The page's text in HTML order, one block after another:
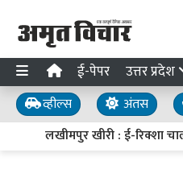
ई-पेपर उत्तर प्रदेश
व्हील्स अंतस
लखीमपुर खीरी : ई-रिक्शा